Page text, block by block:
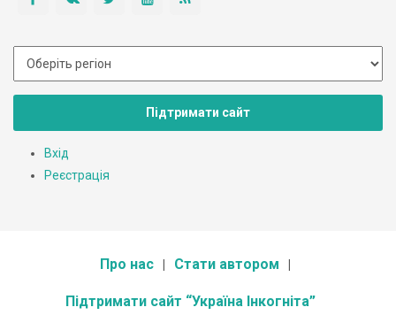
Підтримати сайт
Вхід
Реєстрація
Про нас Стати автором
Підтримати сайт “Україна Інкогніта”